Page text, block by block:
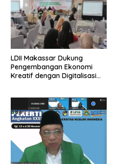
LDII Makassar Dukung
Pengembangan Ekonomi
Kreatif dengan Digitalisasi